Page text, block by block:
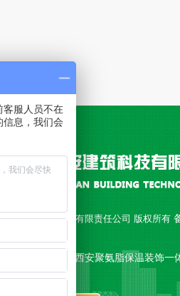
安永安建筑科技有限责任公司 版权所有
-1
聚氨脂复合板,西安聚氨脂保温装饰一
合板 等产品
客服人员不在
信息，我们会